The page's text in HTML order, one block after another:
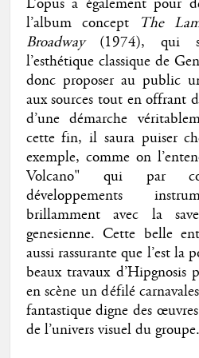
L’opus a également pour
l’album concept The
Broadway(1974), qui
l’esthétique classique de
donc proposer au public
aux sources tout en offrant
d’une démarche
cette fin, il saura puiser
exemple, comme on
Volcano" qui par
développements
brillamment avec la
genesienne. Cette belle
aussi rassurante que l’est la
beaux travaux d’Hipgnosis
en scène un défilé
fantastique digne des
de l’univers visuel du groupe.